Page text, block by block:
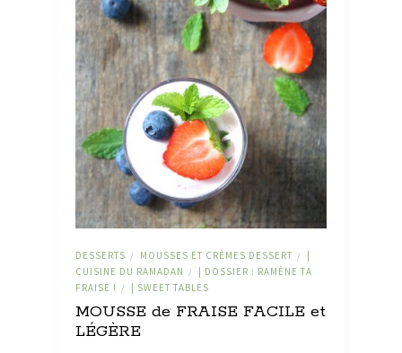
DESSERTS / MOUSSES ET CRÈMES DESSERT /
CUISINE DU RAMADAN
/
| DOSSIER : RAMÈNE TA
FRAISE !
/ | SWEET TABLES
MOUSSE de FRAISE FACILE et
LÉGÈRE